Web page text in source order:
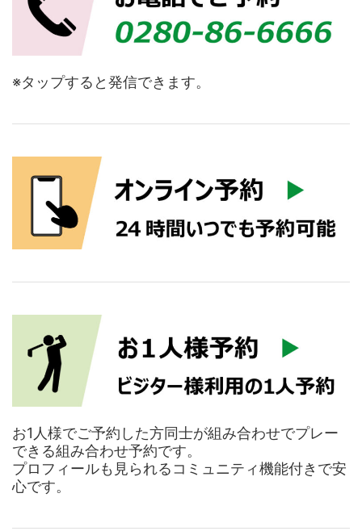
※タップすると発信できます。
お1人様でご予約した方同士が組み合わせでプレー
できる組み合わせ予約です。
プロフィールも見られるコミュニティ機能付きで安
心です。